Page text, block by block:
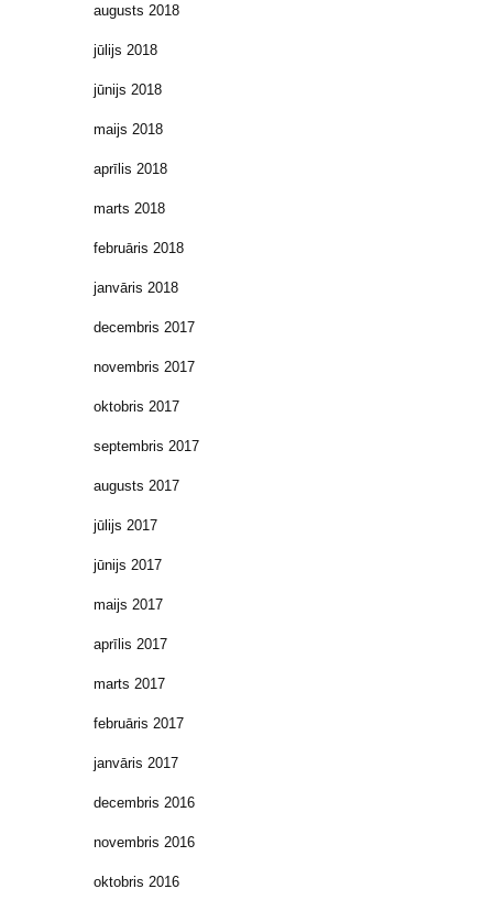
augusts 2018
jūlijs 2018
jūnijs 2018
maijs 2018
aprīlis 2018
marts 2018
februāris 2018
janvāris 2018
decembris 2017
novembris 2017
oktobris 2017
septembris 2017
augusts 2017
jūlijs 2017
jūnijs 2017
maijs 2017
aprīlis 2017
marts 2017
februāris 2017
janvāris 2017
decembris 2016
novembris 2016
oktobris 2016